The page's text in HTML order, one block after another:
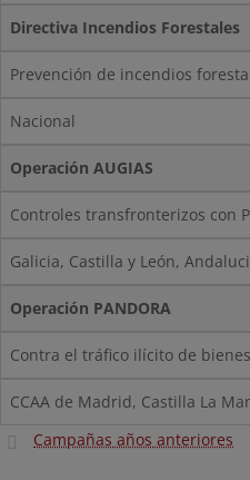
Directiva Incendios Forestales
Prevención de incendios
Nacional
Operación AUGIAS
Controles transfronterizos con
Galicia, Castilla y León,
Operación PANDORA
Contra el tráfico ilícito de
CCAA de Madrid, Castilla La
Campañas años anteriores